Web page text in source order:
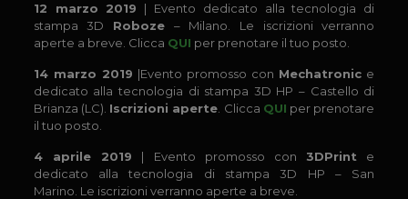
12 marzo 2019 | Evento dedicato alla tecnologia di
stampa 3D Roboze – Milano. Le iscrizioni verranno
aperte a breve. Clicca QUI per prenotare il tuo posto.
14 marzo 2019 |Evento promosso con Mechatronic e
dedicato alla tecnologia di stampa 3D HP – Castello di
Brianza (LC). Iscrizioni aperte . Clicca QUI per prenotare
il tuo posto.
4 aprile 2019 | Evento promosso con 3DPrint e
dedicato alla tecnologia di stampa 3D HP – San
Marino. Le iscrizioni verranno aperte a breve.